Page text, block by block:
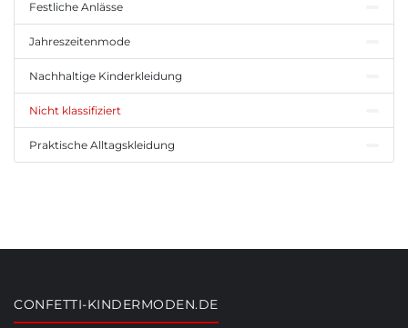
Festliche Anlässe
Jahreszeitenmode
Nachhaltige Kinderkleidung
Nicht klassifiziert
Praktische Alltagskleidung
CONFETTI-KINDERMODEN.DE